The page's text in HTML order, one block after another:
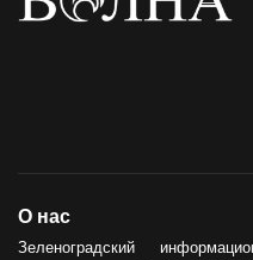
О нас
Зеленоградский